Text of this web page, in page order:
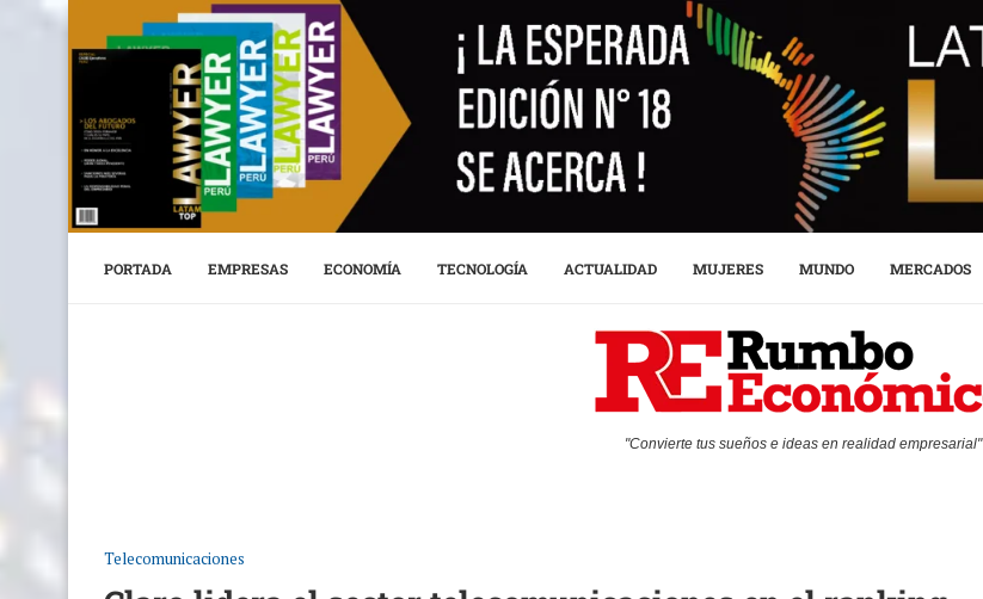
PORTADA EMPRESAS ECONOMÍA TECNOLOGÍA ACTUALIDAD MUJERES MUNDO MERCADOS
"Convierte tus sueños e ideas en realidad empresarial"
Telecomunicaciones